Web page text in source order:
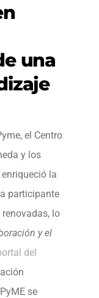
una
el Centro
y los
la
participante
lo
y el
del
se